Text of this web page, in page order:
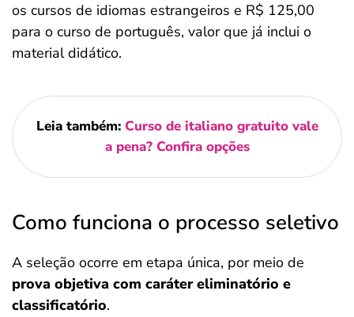
os cursos de idiomas estrangeiros e R$ 125,00
para o curso de português, valor que já inclui o
material didático.
Leia também: Curso de italiano gratuito vale
a pena? Confira opções
Como funciona o processo seletivo
A seleção ocorre em etapa única, por meio de
prova objetiva com caráter eliminatório e
classificatório.